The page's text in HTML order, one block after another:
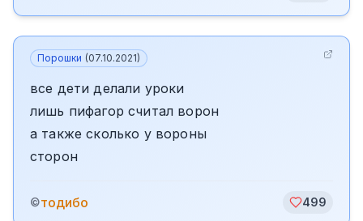
Порошки (07.10.2021)
все дети делали уроки
лишь пифагор считал ворон
а также сколько у вороны
сторон
©тодибо 499